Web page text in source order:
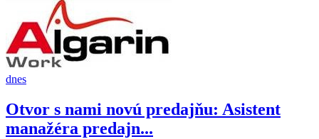
dnes
Otvor s nami novú predajňu: Asistent
manažéra predajn...